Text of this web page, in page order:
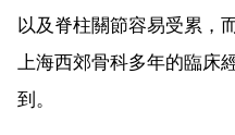
以及脊柱關節容易受累，
上海西郊骨科多年的臨床
到。